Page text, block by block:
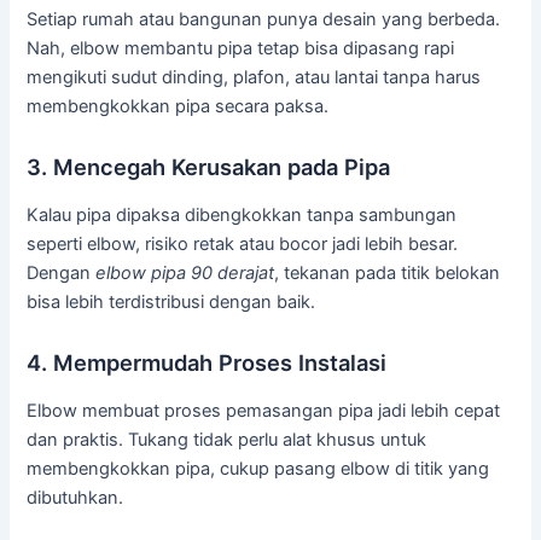
Setiap rumah atau bangunan punya desain yang berbeda.
Nah, elbow membantu pipa tetap bisa dipasang rapi
mengikuti sudut dinding, plafon, atau lantai tanpa harus
membengkokkan pipa secara paksa.
3. Mencegah Kerusakan pada Pipa
Kalau pipa dipaksa dibengkokkan tanpa sambungan
seperti elbow, risiko retak atau bocor jadi lebih besar.
Denganelbow pipa 90 derajat, tekanan pada titik belokan
bisa lebih terdistribusi dengan baik.
4. Mempermudah Proses Instalasi
Elbow membuat proses pemasangan pipa jadi lebih cepat
dan praktis. Tukang tidak perlu alat khusus untuk
membengkokkan pipa, cukup pasang elbow di titik yang
dibutuhkan.